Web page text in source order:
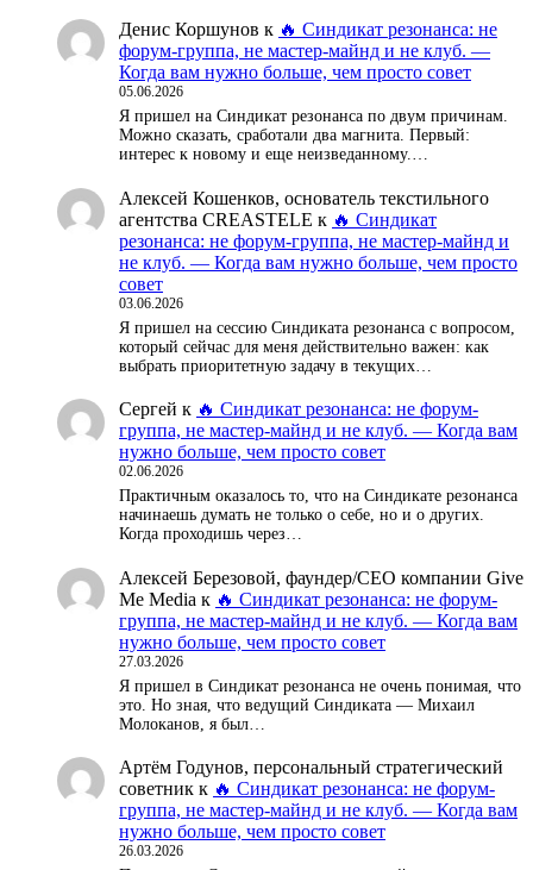
Денис Коршунов к 🔥 Синдикат резонанса: не
форум-группа, не мастер-майнд и не клуб. —
Когда вам нужно больше, чем просто совет
05.06.2026
Я пришел на Синдикат резонанса по двум причинам.
Можно сказать, сработали два магнита. Первый:
интерес к новому и еще неизведанному.…
Алексей Кошенков, основатель текстильного
агентства CREASTELE к 🔥 Синдикат
резонанса: не форум-группа, не мастер-майнд и
не клуб. — Когда вам нужно больше, чем просто
совет
03.06.2026
Я пришел на сессию Синдиката резонанса с вопросом,
который сейчас для меня действительно важен: как
выбрать приоритетную задачу в текущих…
Сергей к 🔥 Синдикат резонанса: не форум-
группа, не мастер-майнд и не клуб. — Когда вам
нужно больше, чем просто совет
02.06.2026
Практичным оказалось то, что на Синдикате резонанса
начинаешь думать не только о себе, но и о других.
Когда проходишь через…
Алексей Березовой, фаундер/СЕО компании Give
Me Media к 🔥 Синдикат резонанса: не форум-
группа, не мастер-майнд и не клуб. — Когда вам
нужно больше, чем просто совет
27.03.2026
Я пришел в Синдикат резонанса не очень понимая, что
это. Но зная, что ведущий Синдиката — Михаил
Молоканов, я был…
Артём Годунов, персональный стратегический
советник к 🔥 Синдикат резонанса: не форум-
группа, не мастер-майнд и не клуб. — Когда вам
нужно больше, чем просто совет
26.03.2026